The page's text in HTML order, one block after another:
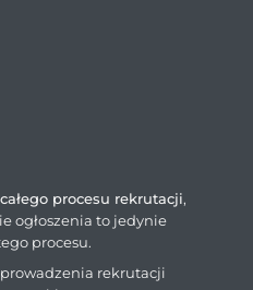
procesu rekrutacji,
ogłoszenia to jedynie
procesu.
rekrutacji